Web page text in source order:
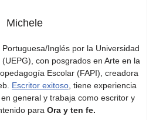
Michele
Inglés por la Universidad
con posgrados en Arte en la
Escolar (FAPI), creadora
Escritor exitoso , tiene experiencia
general y trabaja como escritor y
para Ora y ten fe.